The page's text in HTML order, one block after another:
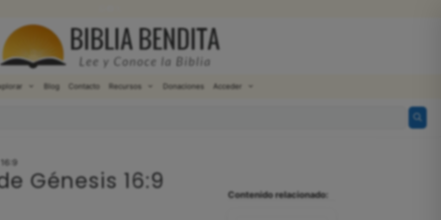
Blog Contacto Recursos Donaciones Acceder
Génesis 16:9 Contenido relacionado: